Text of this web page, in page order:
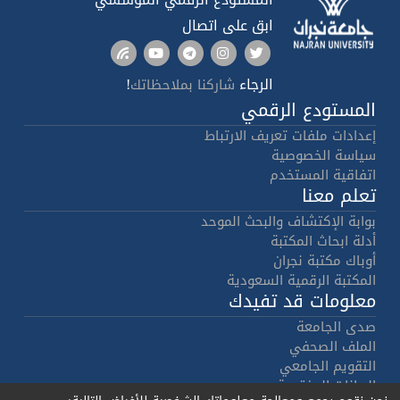
ابق على اتصال
الرجاء شاركنا بملاحظاتك!
المستودع الرقمي
إعدادات ملفات تعريف الارتباط
سياسة الخصوصية
اتفاقية المستخدم
تعلم معنا
بوابة الإكتشاف والبحث الموحد
أدلة ابحاث المكتبة
أوباك مكتبة نجران
المكتبة الرقمية السعودية
معلومات قد تفيدك
صدى الجامعة
الملف الصحفي
التقويم الجامعي
البيانات المفتوحة